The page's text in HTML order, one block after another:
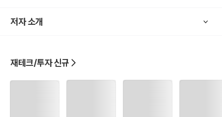
저자 소개
재테크/투자 신규